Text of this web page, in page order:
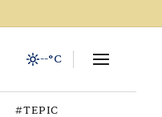
--°C
#TEPIC